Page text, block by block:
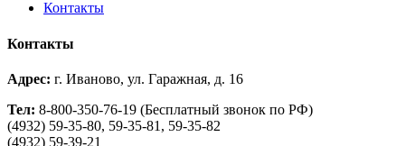
Контакты
Контакты
Адрес: г. Иваново, ул. Гаражная, д. 16
Тел: 8-800-350-76-19 (Бесплатный звонок по РФ)
(4932) 59-35-80, 59-35-81, 59-35-82
(4932) 59-39-21